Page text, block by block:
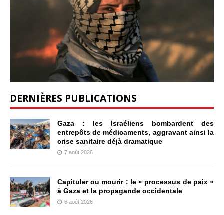
DERNIÈRES PUBLICATIONS
Gaza : les Israéliens bombardent des
entrepôts de médicaments, aggravant ainsi la
crise sanitaire déjà dramatique
7 août 2026
Capituler ou mourir : le « processus de paix »
à Gaza et la propagande occidentale
6 août 2026